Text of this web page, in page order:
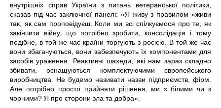
внутрішніх справ України з питань ветеранської політики,
сказав під час заключної панелі: «Я живу з правилом «живи
так, як сам проповідуєш. Коли ми всі спілкуємося про те, як
закінчити війну, що потрібно зробити, консолідація і тому
подібне, в той же час країни торгують з росією. В той же час
вони збагачуються, вони забезпечують їх компонентами для
засобів ураження. Реактивні шахеди, які нам зараз складно
збивати, оснащуються комплектуючими європейського
виробництва. Не будемо називати назви підприємств, фірм.
Але потрібно просто прийняти рішення, ми з білими чи з
чорними? Я про сторони зла та добра».